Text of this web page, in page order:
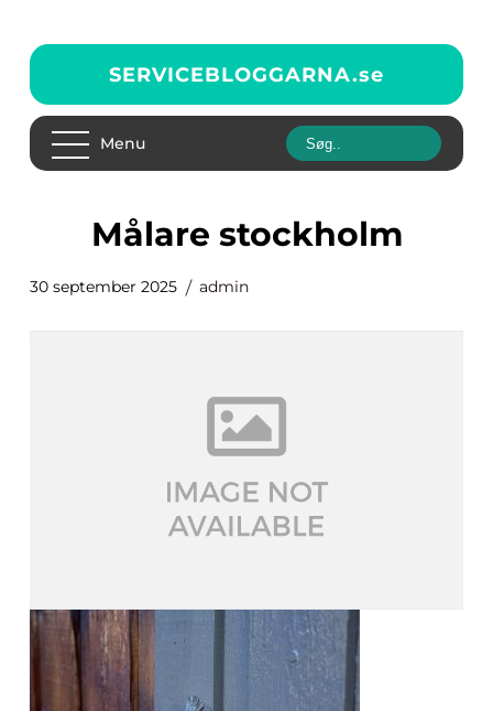
SERVICEBLOGGARNA.se
Menu
målare stockholm
30 september 2025 admin